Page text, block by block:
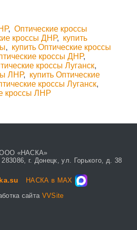
, Оптические кроссы
кроссы ДНР, купить
, купить Оптические кроссы
кроссы ДНР,
кроссы Луганск,
ЛНР, купить Оптические
кроссы Луганск,
кроссы ЛНР
«НАСКА»
г. Донецк, ул. Горького, д. 38
НАСКА в MAX
сайта VVSite